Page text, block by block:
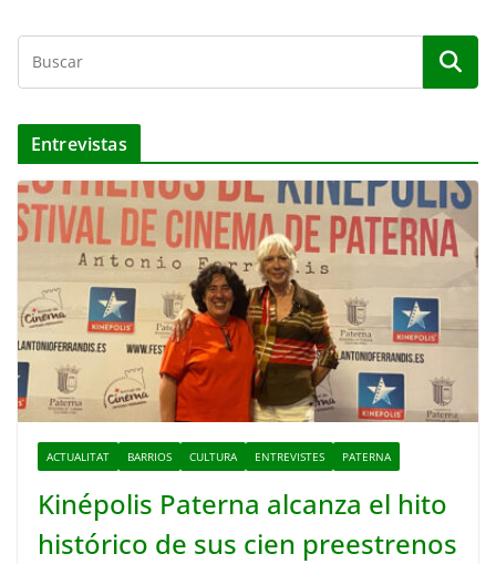
Entrevistas
ACTUALITAT BARRIOS CULTURA ENTREVISTES PATERNA
Kinépolis Paterna alcanza el hito
histórico de sus cien preestrenos